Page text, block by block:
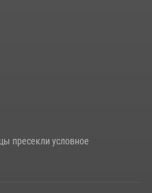
юбилейного
Российской Федерации по
пресекли условное